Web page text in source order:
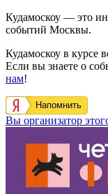
Кудамоскоу — это
событий Москвы.
Кудамоскоу в курсе
Если вы знаете о
нам!
Напомнить
Вы организатор